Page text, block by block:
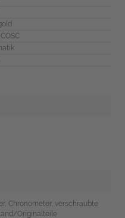
Chronometer, verschraubte
Originalteile